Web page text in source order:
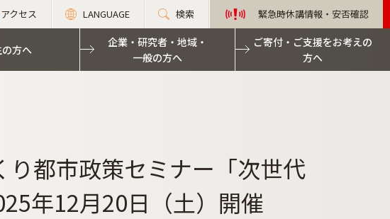
アクセス LANGUAGE 検索 緊急時休講情報・安否確認
方へ
企業・研究者・地域・
一般の方へ
ご寄付・ご支援をお考えの
方へ
都市政策セミナー「次世代
年12月20日（土）開催